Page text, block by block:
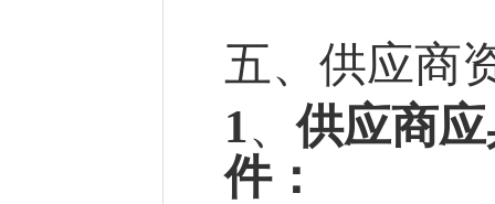
五、供应商
1、供应商
件：